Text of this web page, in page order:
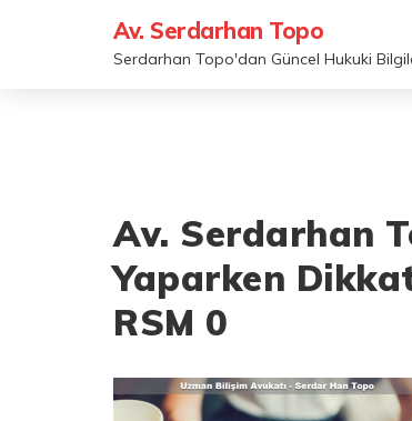
Av. Serdarhan Topo
Serdarhan Topo'dan Güncel Hukuki
Av. Serdarhan
Yaparken
RSM 0